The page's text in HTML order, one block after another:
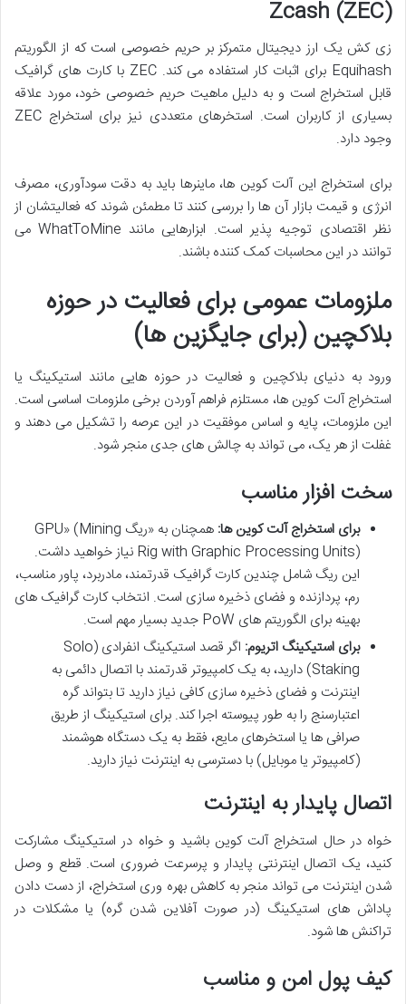
Zcash (ZEC)
زی کش یک ارز دیجیتال متمرکز بر حریم خصوصی است که از الگوریتم
Equihash برای اثبات کار استفاده می کند. ZEC با کارت های گرافیک
قابل استخراج است و به دلیل ماهیت حریم خصوصی خود، مورد علاقه
بسیاری از کاربران است. استخرهای متعددی نیز برای استخراج ZEC
وجود دارد.
برای استخراج این آلت کوین ها، ماینرها باید به دقت سودآوری، مصرف
انرژی و قیمت بازار آن ها را بررسی کنند تا مطمئن شوند که فعالیتشان از
نظر اقتصادی توجیه پذیر است. ابزارهایی مانند WhatToMine می
توانند در این محاسبات کمک کننده باشند.
ملزومات عمومی برای فعالیت در حوزه
بلاکچین (برای جایگزین ها)
ورود به دنیای بلاکچین و فعالیت در حوزه هایی مانند استیکینگ یا
استخراج آلت کوین ها، مستلزم فراهم آوردن برخی ملزومات اساسی است.
این ملزومات، پایه و اساس موفقیت در این عرصه را تشکیل می دهند و
غفلت از هر یک، می تواند به چالش های جدی منجر شود.
سخت افزار مناسب
برای استخراج آلت کوین ها:
همچنان به «ریگ GPU» (Mining
Rig with Graphic Processing Units) نیاز خواهید داشت.
این ریگ شامل چندین کارت گرافیک قدرتمند، مادربرد، پاور مناسب،
رم، پردازنده و فضای ذخیره سازی است. انتخاب کارت گرافیک های
بهینه برای الگوریتم های PoW جدید بسیار مهم است.
برای استیکینگ اتریوم:
اگر قصد استیکینگ انفرادی (Solo
Staking) دارید، به یک کامپیوتر قدرتمند با اتصال دائمی به
اینترنت و فضای ذخیره سازی کافی نیاز دارید تا بتواند گره
اعتبارسنج را به طور پیوسته اجرا کند. برای استیکینگ از طریق
صرافی ها یا استخرهای مایع، فقط به یک دستگاه هوشمند
(کامپیوتر یا موبایل) با دسترسی به اینترنت نیاز دارید.
اتصال پایدار به اینترنت
خواه در حال استخراج آلت کوین باشید و خواه در استیکینگ مشارکت
کنید، یک اتصال اینترنتی پایدار و پرسرعت ضروری است. قطع و وصل
شدن اینترنت می تواند منجر به کاهش بهره وری استخراج، از دست دادن
پاداش های استیکینگ (در صورت آفلاین شدن گره) یا مشکلات در
تراکنش ها شود.
کیف پول امن و مناسب